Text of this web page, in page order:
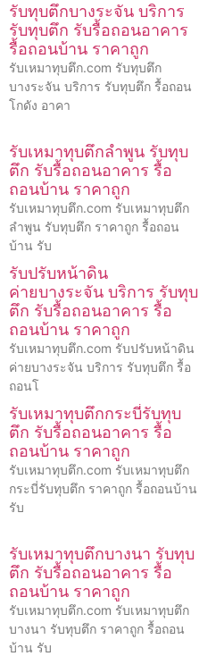
รับทุบตึกบางระจัน บริการ
รับทุบตึก รับรื้อถอนอาคาร
รื้อถอนบ้าน ราคาถูก
รับเหมาทุบตึก.com รับทุบตึก
บางระจัน บริการ รับทุบตึก รื้อถอน
โกดัง อาคา
รับเหมาทุบตึกลำพูน รับทุบ
ตึก รับรื้อถอนอาคาร รื้อ
ถอนบ้าน ราคาถูก
รับเหมาทุบตึก.com รับเหมาทุบตึก
ลำพูน รับทุบตึก ราคาถูก รื้อถอน
บ้าน รับ
รับปรับหน้าดิน
ค่ายบางระจัน บริการ รับทุบ
ตึก รับรื้อถอนอาคาร รื้อ
ถอนบ้าน ราคาถูก
รับเหมาทุบตึก.com รับปรับหน้าดิน
ค่ายบางระจัน บริการ รับทุบตึก รื้อ
ถอนโ
รับเหมาทุบตึกกระบี่รับทุบ
ตึก รับรื้อถอนอาคาร รื้อ
ถอนบ้าน ราคาถูก
รับเหมาทุบตึก.com รับเหมาทุบตึก
กระบี่รับทุบตึก ราคาถูก รื้อถอนบ้าน
รับ
รับเหมาทุบตึกบางนา รับทุบ
ตึก รับรื้อถอนอาคาร รื้อ
ถอนบ้าน ราคาถูก
รับเหมาทุบตึก.com รับเหมาทุบตึก
บางนา รับทุบตึก ราคาถูก รื้อถอน
บ้าน รับ